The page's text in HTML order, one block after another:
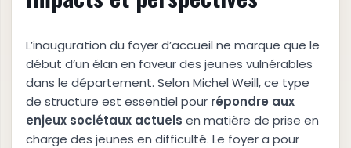
L’inauguration du foyer d’accueil ne marque que le
début d’un élan en faveur des jeunes vulnérables
dans le département. Selon Michel Weill, ce type
de structure est essentiel pour répondre aux
enjeux sociétaux actuels en matière de prise en
charge des jeunes en difficulté. Le foyer a pour